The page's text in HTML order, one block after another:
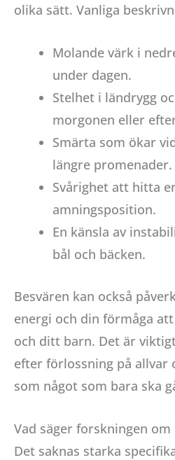
olika sätt. Vanliga
Molande värk i
under dagen.
Stelhet i ländrygg
morgonen eller
Smärta som ökar
längre promenader.
Svårighet att hitta
amningsposition.
En känsla av
bål och bäcken.
Besvären kan också
energi och din förmåga
och ditt barn. Det är
efter förlossning på allvar
som något som bara ska
Vad säger forskningen om
Det saknas starka